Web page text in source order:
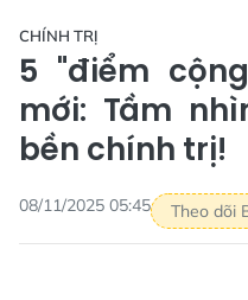
CHÍNH TRỊ
5 "điểm
mới: Tầm
bền chính trị!
08/11/2025 05:45 Theo dõi